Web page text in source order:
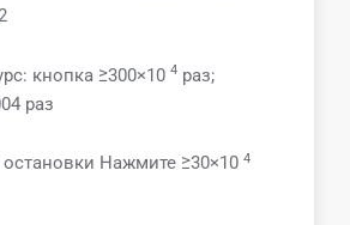
кнопка ≥300×10 4 раз;
раз
Нажмите ≥30×10 4